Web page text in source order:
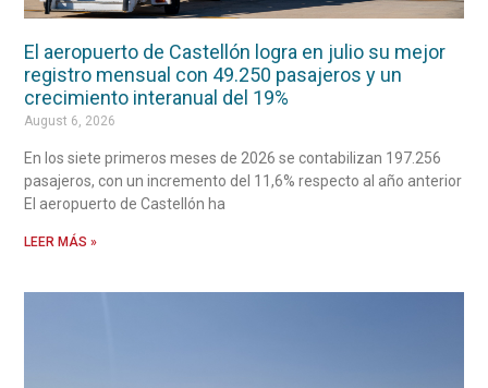
El aeropuerto de Castellón logra en julio su mejor
registro mensual con 49.250 pasajeros y un
crecimiento interanual del 19%
August 6, 2026
En los siete primeros meses de 2026 se contabilizan 197.256
pasajeros, con un incremento del 11,6% respecto al año anterior
El aeropuerto de Castellón ha
LEER MÁS »